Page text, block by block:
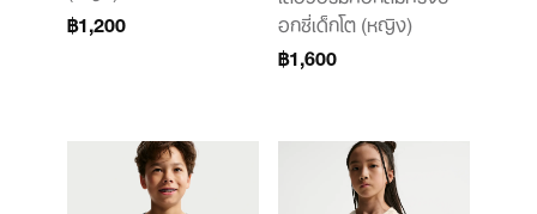
฿1,200
อกซี่เด็กโต (หญิง)
฿1,600